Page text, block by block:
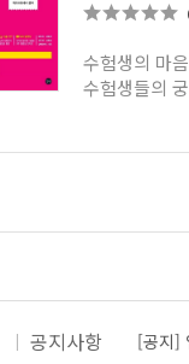
수험생의 마
수험생들의
공지사항
[공지]